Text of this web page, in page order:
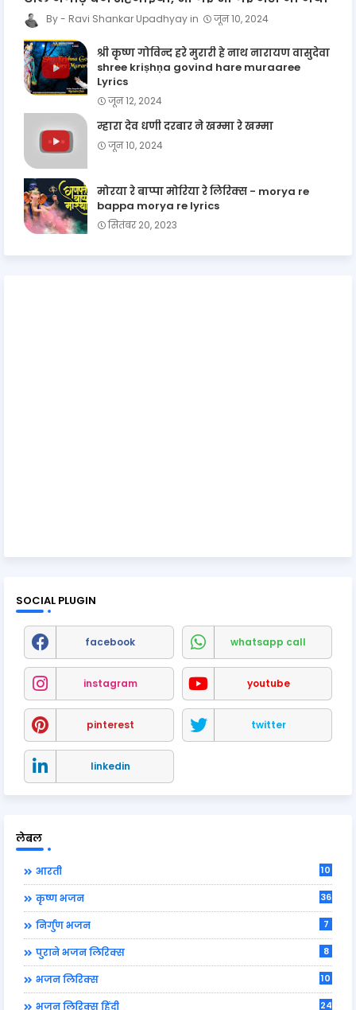
Ravi Shankar Upadhyay जून 10, 2024
श्री कृष्ण गोविन्द हरे मुरारी हे नाथ नारायण वासुदेवा
shree kriṣhṇa govind hare muraaree
Lyrics
जून 12, 2024
म्हारा देव धणी दरबार ने खम्मा रे खम्मा
जून 10, 2024
मोरया रे बाप्पा मोरिया रे लिरिक्स - morya re
bappa morya re lyrics
सितंबर 20, 2023
SOCIAL PLUGIN
facebook whatsapp call
instagram youtube
pinterest twitter
linkedin
लेबल
आरती 10
कृष्ण भजन 36
निर्गुण भजन 7
पुराने भजन लिरिक्स 8
भजन लिरिक्स 10
भजन लिरिक्स हिंदी 24